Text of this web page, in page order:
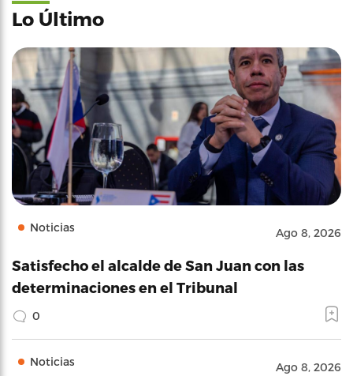
Lo Último
Noticias Ago 8, 2026
Satisfecho el alcalde de San Juan con las
determinaciones en el Tribunal
0
Noticias Ago 8, 2026